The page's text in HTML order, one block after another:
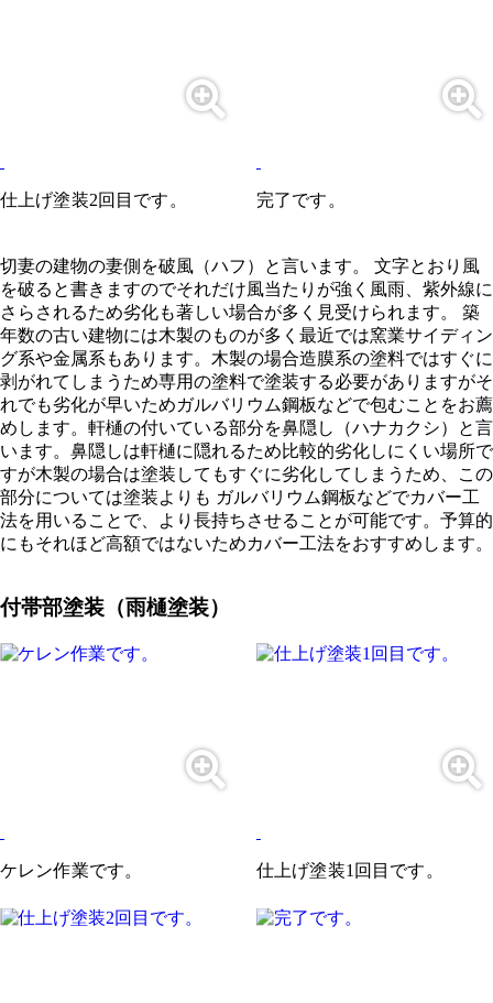
仕上げ塗装2回目です。 完了です。
切妻の建物の妻側を破風（ハフ）と言います。 文字とおり風
を破ると書きますのでそれだけ風当たりが強く風雨、紫外線に
さらされるため劣化も著しい場合が多く見受けられます。 築
年数の古い建物には木製のものが多く最近では窯業サイディン
グ系や金属系もあります。木製の場合造膜系の塗料ではすぐに
剥がれてしまうため専用の塗料で塗装する必要がありますがそ
れでも劣化が早いためガルバリウム鋼板などで包むことをお薦
めします。軒樋の付いている部分を鼻隠し（ハナカクシ）と言
います。鼻隠しは軒樋に隠れるため比較的劣化しにくい場所で
すが木製の場合は塗装してもすぐに劣化してしまうため、この
部分については塗装よりも ガルバリウム鋼板などでカバー工
法を用いることで、より長持ちさせることが可能です。予算的
にもそれほど高額ではないためカバー工法をおすすめします。
付帯部塗装（雨樋塗装）
ケレン作業です。 仕上げ塗装1回目です。